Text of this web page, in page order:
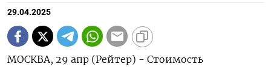
29.04.2025
МОСКВА, 29 апр (Рейтер) - Стоимость